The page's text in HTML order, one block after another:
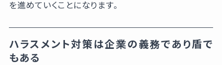
を進めていくことになります。
ハラスメント対策は企業の義務であり盾で
もある